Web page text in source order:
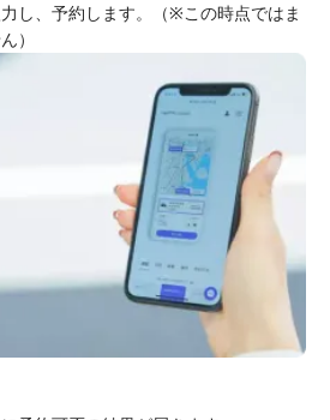
し、予約します。（※この時点ではま
）